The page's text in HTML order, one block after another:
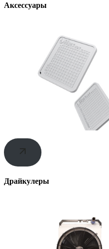
Аксессуары
Драйкулеры